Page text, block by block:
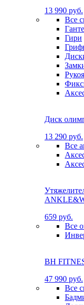
13 990 руб.
Все
Гири
Диск
13 290 руб.
Все
659 руб.
Все
BH
47 990 руб.
Все